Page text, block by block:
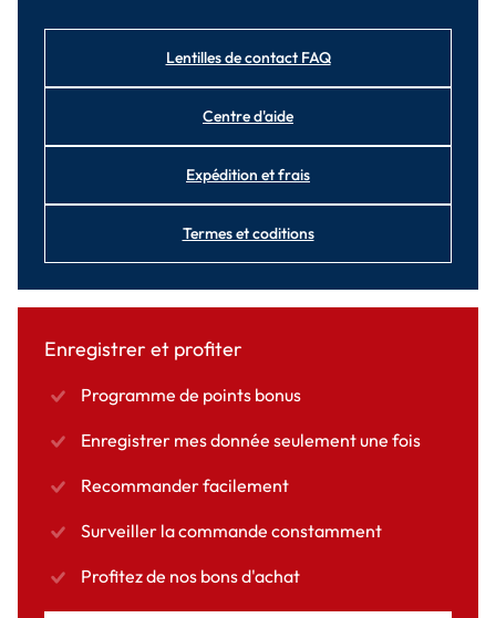
Lentilles de contact FAQ
Centre d'aide
Expédition et frais
Termes et coditions
Enregistrer et profiter
Programme de points bonus
Enregistrer mes donnée seulement une fois
Recommander facilement
Surveiller la commande constamment
Profitez de nos bons d'achat